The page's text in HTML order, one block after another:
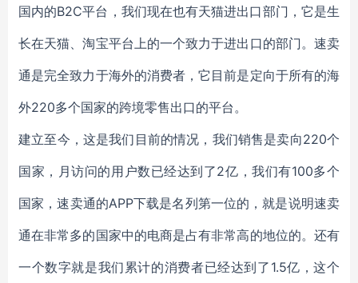
国内的B2C平台，我们现在也有天猫进出口部门，它是生
长在天猫、淘宝平台上的一个致力于进出口的部门。速卖
通是完全致力于海外的消费者，它目前是定向于所有的海
外220多个国家的跨境零售出口的平台。
建立至今，这是我们目前的情况，我们销售是卖向220个
国家，月访问的用户数已经达到了2亿，我们有100多个
国家，速卖通的APP下载是名列第一位的，就是说明速卖
通在非常多的国家中的电商是占有非常高的地位的。还有
一个数字就是我们累计的消费者已经达到了1.5亿，这个